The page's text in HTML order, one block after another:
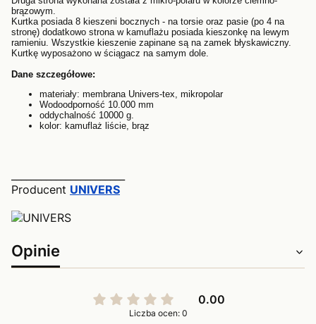
brązowym.
Kurtka posiada 8 kieszeni bocznych - na torsie oraz pasie (po 4 na
stronę) dodatkowo strona w kamuflażu posiada kieszonkę na lewym
ramieniu. Wszystkie kieszenie zapinane są na zamek błyskawiczny.
Kurtkę wyposażono w ściągacz na samym dole.
Dane szczegółowe:
materiały: membrana Univers-tex, mikropolar
Wodoodporność 10.000 mm
oddychalność 10000 g.
kolor: kamuflaż liście, brąz
Producent UNIVERS
Opinie
0.00
Liczba ocen: 0